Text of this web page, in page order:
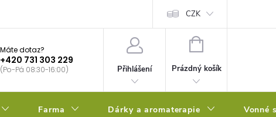
CZK
Máte dotaz?
+420 731 303 229
(Po-Pá 08:30-16:00) Přihlášení
NÁKUPNÍ
Prázdný košík
Farma Dárky a aromaterapie Vonné